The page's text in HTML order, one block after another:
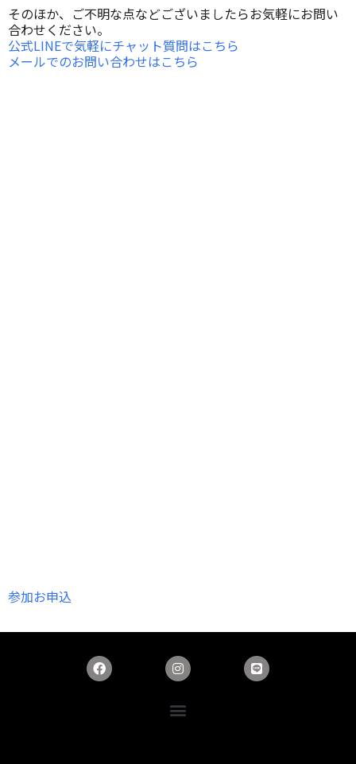
そのほか、ご不明な点などございましたらお気軽にお問い
合わせください。
公式LINEで気軽にチャット質問はこちら
メールでのお問い合わせはこちら
参加お申込